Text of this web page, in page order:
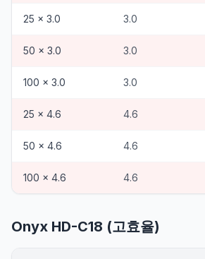
25 x 3.0 3.0
50 x 3.0 3.0
100 x 3.0 3.0
25 x 4.6 4.6
50 x 4.6 4.6
100 x 4.6 4.6
Onyx HD-C18 (고효율)